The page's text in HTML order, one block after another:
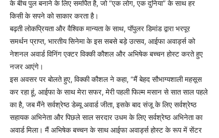
के बीच पुल बनाने के लिए समर्पित है, जो “एक लोग, एक दुनिया” के साथ हर
किसी के सपने को साकार करता है।
बढ़ती लोकप्रियता और वैश्विक मान्यता के साथ, पॉपुलर डिमांड द्वारा भरपूर
समर्थन प्राप्त, भारतीय सिनेमा के इस सबसे बड़े उत्सव, आईफा अवार्ड्स को
नेशनल अवार्ड विनिंग एक्टर विक्की कौशल और अभिषेक बच्चन होस्ट करते हुए
नजर आएंगे।
इस अवसर पर बोलते हुए, विक्की कौशल ने कहा, “मैं बेहद सौभाग्यशाली महसूस
कर रहा हूं, आईफा के साथ मेरा सफर, मेरी पहली फिल्म मसान से सात साल पहले
का है, जब मैंने सर्वश्रेष्ठ डेब्यू अवार्ड जीता, इसके बाद संजू के लिए सर्वश्रेष्ठ
सहायक अभिनेता और पिछले साल सरदार उधम के लिए सर्वश्रेष्ठ अभिनेता का
अवार्ड मिला। मैं अभिषेक बच्चन के साथ आईफा अवार्ड्स होस्ट के रूप में सेंटर